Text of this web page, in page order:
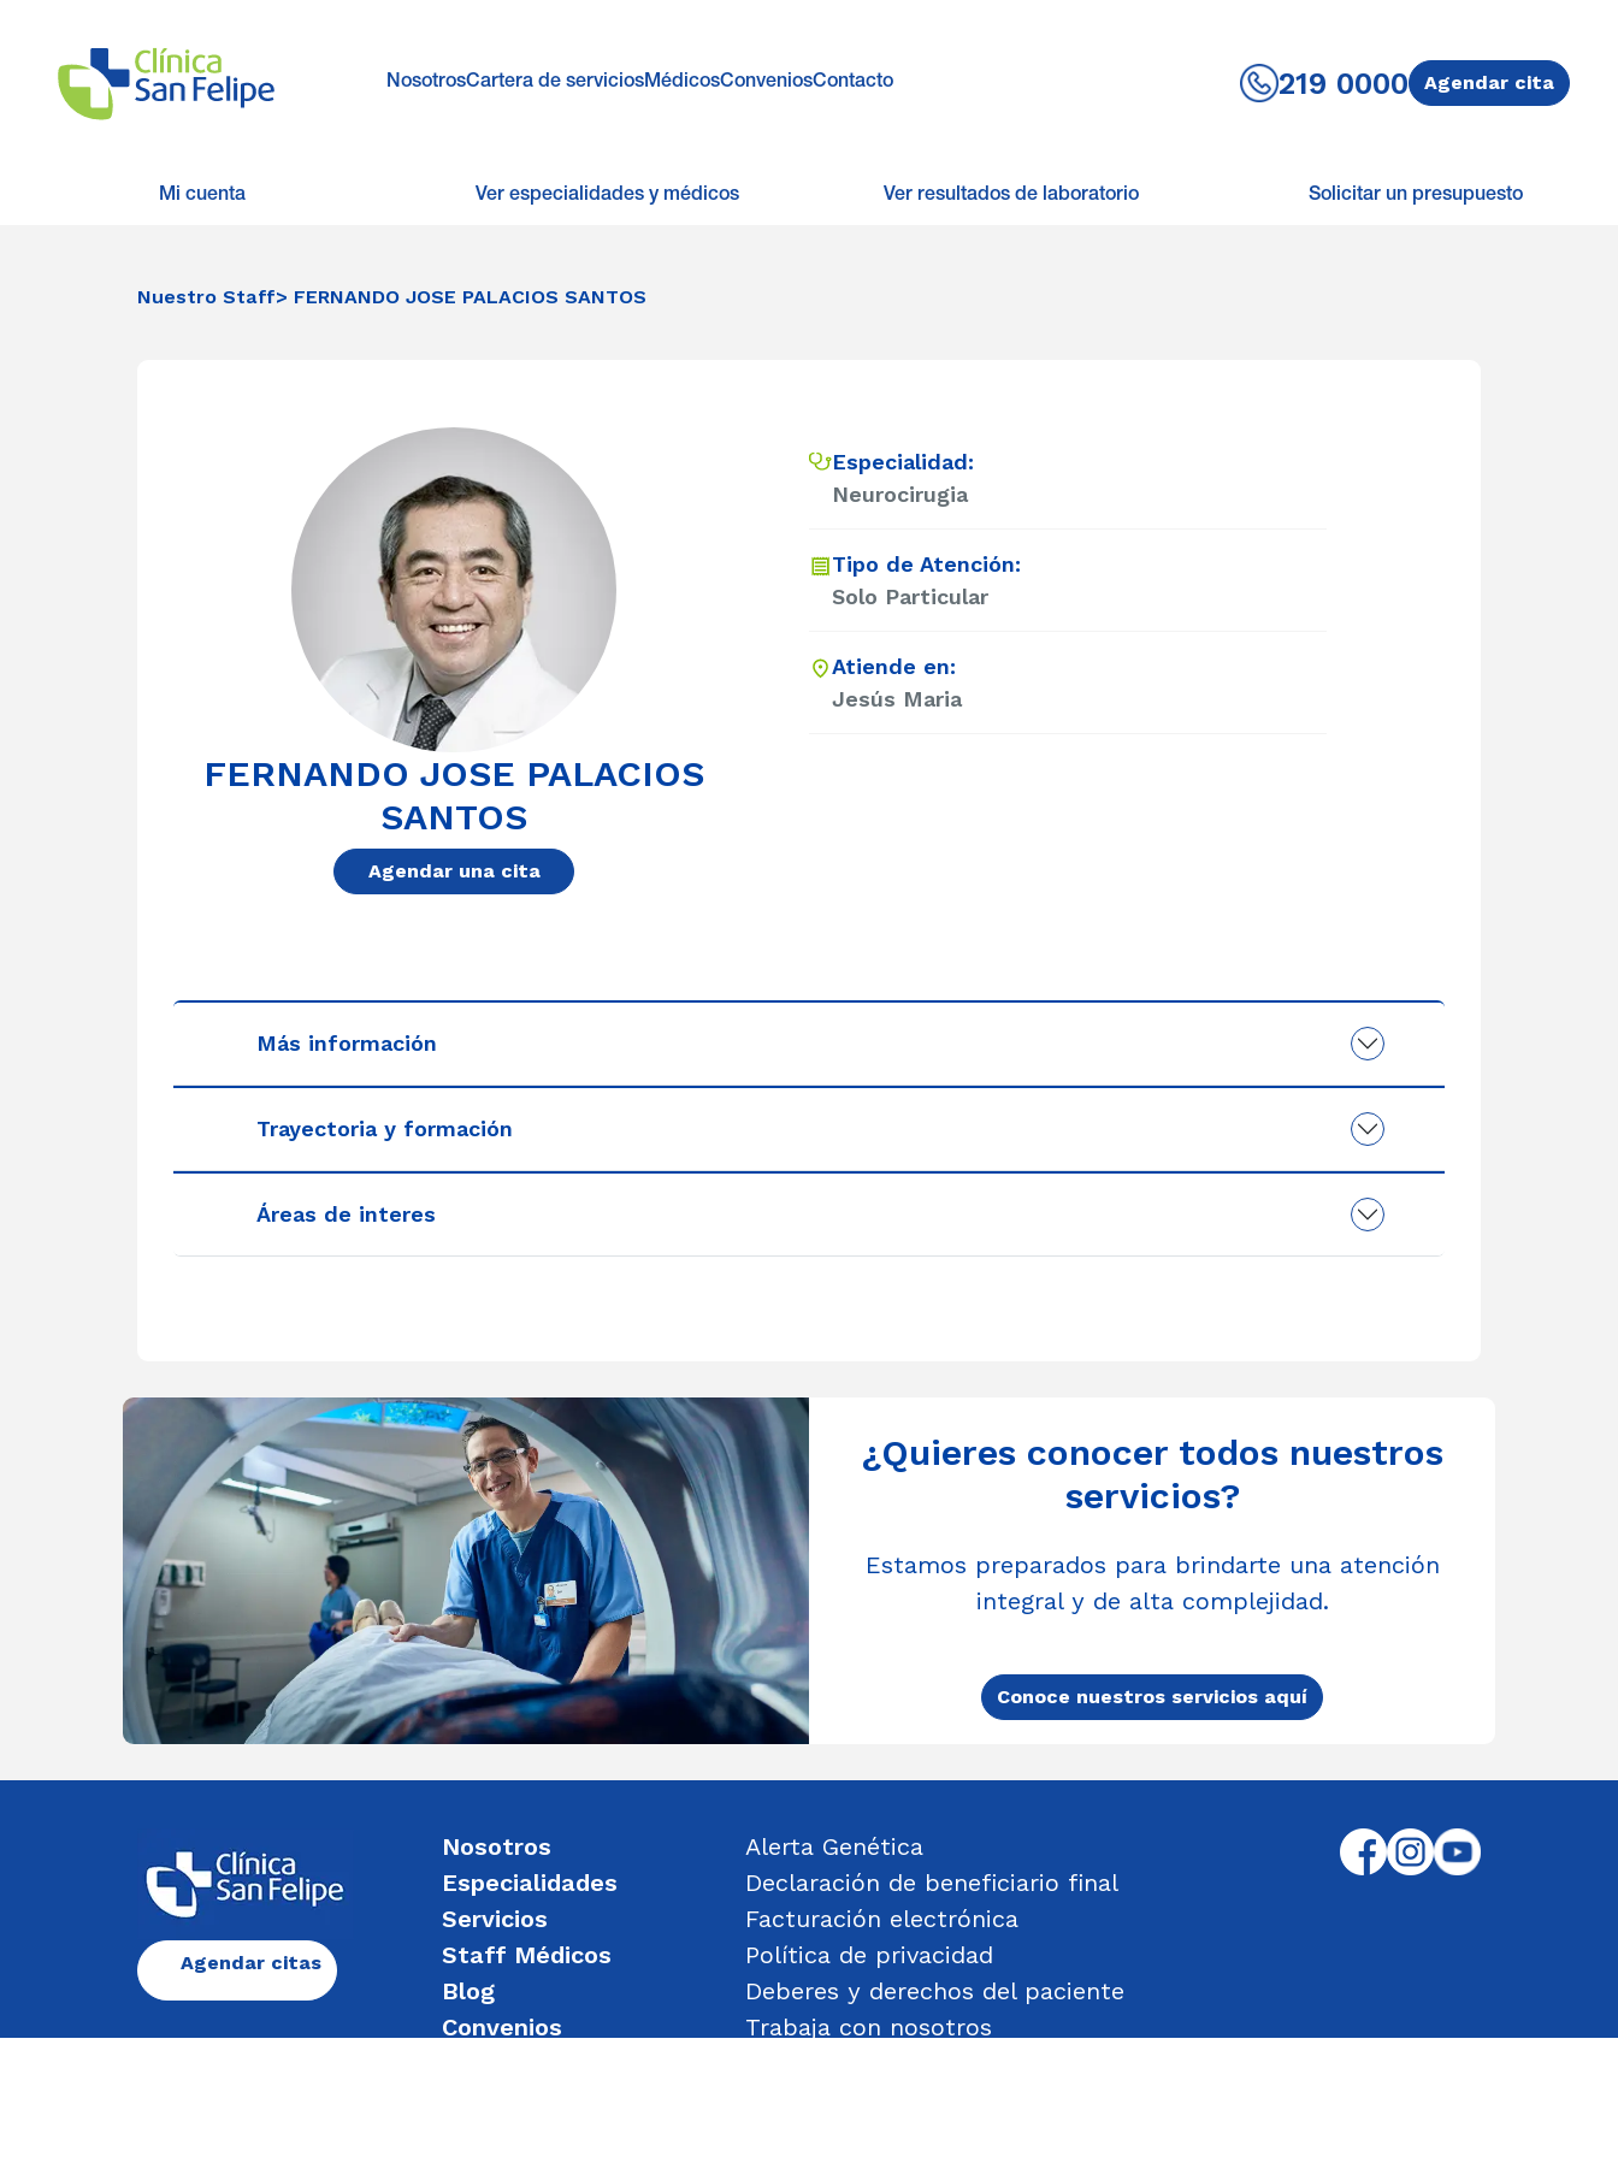
NosotrosCartera de serviciosMédicosConveniosContacto 219 0000 Agendar cita
Mi cuenta Ver especialidades y médicos Ver resultados de laboratorio Solicitar un presupuesto
Nuestro Staff> FERNANDO JOSE PALACIOS SANTOS
FERNANDO JOSE PALACIOS
SANTOS
Agendar una cita
Especialidad:
Neurocirugia
Tipo de Atención:
Solo Particular
Atiende en:
Jesús Maria
Más información
Trayectoria y formación
Áreas de interes
¿Quieres conocer todos nuestros
servicios?
Estamos preparados para brindarte una atención
integral y de alta complejidad.
Conoce nuestros servicios aquí
Agendar citas
Nosotros
Especialidades
Servicios
Staff Médicos
Blog
Convenios
Alerta Genética
Declaración de beneficiario final
Facturación electrónica
Política de privacidad
Deberes y derechos del paciente
Trabaja con nosotros